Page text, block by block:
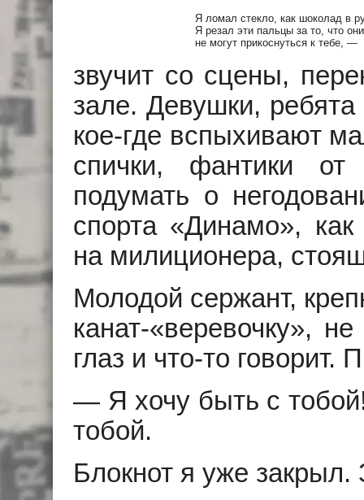
Я ломал стекло, как шоколад в
Я резал эти пальцы за то, что они
не могут прикоснуться к тебе, —
звучит со сцены,
зале. Девушки, ребята
кое-где вспыхивают
спички, фантики
подумать о
спорта «Динамо», как
на милиционера,
Молодой сержант,
канат-«веревочку»,
глаз и что-то
— Я хочу быть с
тобой.
Блокнот я уже